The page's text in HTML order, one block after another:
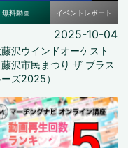
無料動画 イベントレポート
2025-10-04
藤沢ウインドオーケスト
沢市民まつり ザ ブラス
ズ2025）